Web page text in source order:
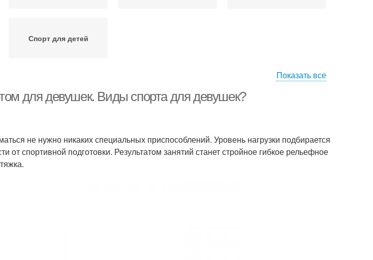
Спорт для детей
Показать все
для девушек. Виды спорта для девушек?
не нужно никаких специальных приспособлений. Уровень нагрузки подбирается
от спортивной подготовки. Результатом занятий станет стройное гибкое рельефное